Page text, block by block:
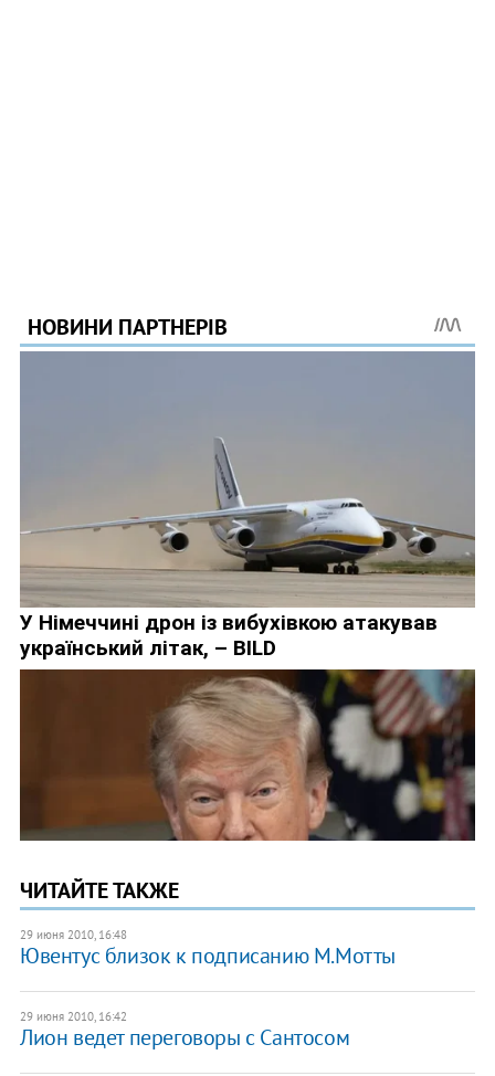
ЧИТАЙТЕ ТАКЖЕ
29 июня 2010, 16:48
Ювентус близок к подписанию М.Мотты
29 июня 2010, 16:42
Лион ведет переговоры с Сантосом